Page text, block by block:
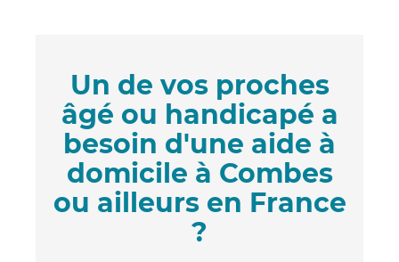
Un de vos proches
âgé ou handicapé a
besoin d'une aide à
domicile à Combes
ou ailleurs en France
?